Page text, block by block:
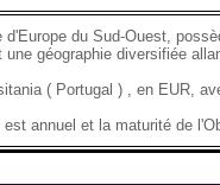
d'Europe du Sud-Ouest,
géographie diversifiée
( Portugal ) , en EUR,
annuel et la maturité de